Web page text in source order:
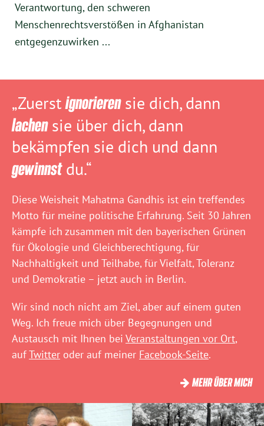
Verantwortung, den schweren
Menschenrechtsverstößen in Afghanistan
entgegenzuwirken ...
„Zuerstignorierensie dich, dann
lachensie über dich, dann
bekämpfen sie dich und dann
gewinnstdu.“
Diese Weisheit Mahatma Gandhis ist ein treffendes
Motto für meine politische Erfahrung. Seit 30 Jahren
kämpfe ich zusammen mit den bayerischen Grünen
für Ökologie und Gleichberechtigung, für
Nachhaltigkeit und Teilhabe, für Vielfalt, Toleranz
und Demokratie – jetzt auch in Berlin.
Wir sind noch nicht am Ziel, aber auf einem guten
Weg. Ich freue mich über Begegnungen und
Austausch mit Ihnen bei Veranstaltungen vor Ort,
aufTwitter oder auf meiner Facebook-Seite.
MEHR ÜBER MICH